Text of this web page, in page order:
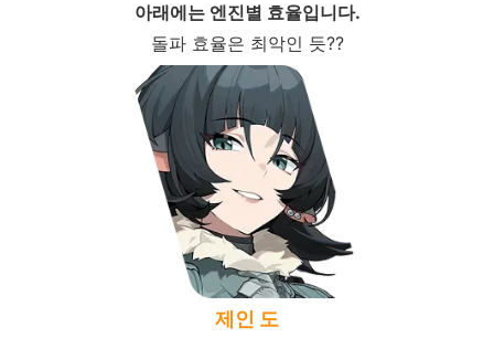
아래에는 엔진별 효율입니다.
돌파 효율은 최악인 듯??
제인 도